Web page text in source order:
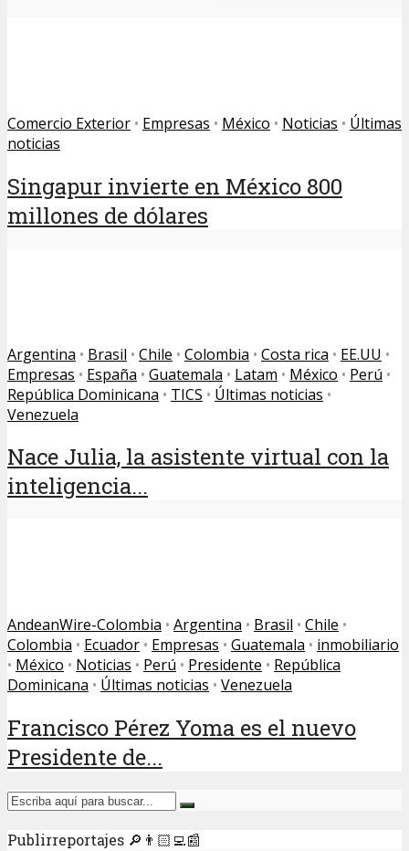
Comercio Exterior • Empresas • México • Noticias • Últimas
noticias
Singapur invierte en México 800
millones de dólares
Argentina • Brasil • Chile • Colombia • Costa rica • EE.UU •
Empresas • España • Guatemala • Latam • México • Perú •
República Dominicana • TICS • Últimas noticias •
Venezuela
Nace Julia, la asistente virtual con la
inteligencia...
AndeanWire-Colombia • Argentina • Brasil • Chile •
Colombia • Ecuador • Empresas • Guatemala • inmobiliario
• México • Noticias • Perú • Presidente • República
Dominicana • Últimas noticias • Venezuela
Francisco Pérez Yoma es el nuevo
Presidente de...
Publirreportajes 🔎👨🏻‍💻📰